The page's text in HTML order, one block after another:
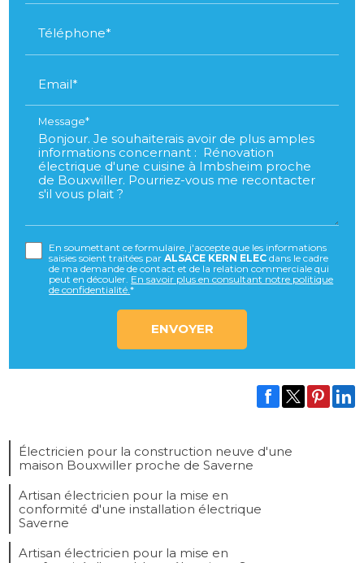
Téléphone*
Email*
Message*
En soumettant ce formulaire, j'accepte que les informations
saisies soient traitées parALSACE KERN ELEC dans le cadre
de ma demande de contact et de la relation commerciale qui
peut en découler. En savoir plus en consultant notre politique
de confidentialité.*
Électricien pour la construction neuve d'une
maison Bouxwiller proche de Saverne
Artisan électricien pour la mise en
conformité d'une installation électrique
Saverne
Artisan électricien pour la mise en